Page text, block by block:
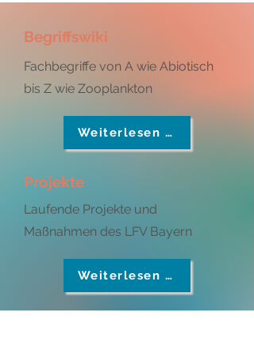
Begriffswiki
Fachbegriffe von A wie Abiotisch
bis Z wie Zooplankton
Weiterlesen …
Projekte
Laufende Projekte und
Maßnahmen des LFV Bayern
Weiterlesen …